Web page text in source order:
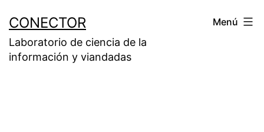
contenido
CONECTOR
Laboratorio de ciencia de la
información y viandadas
Menú